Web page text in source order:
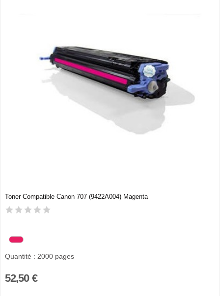
Toner Compatible Canon 707 (9422A004) Magenta
Quantité : 2000 pages
52,50 €